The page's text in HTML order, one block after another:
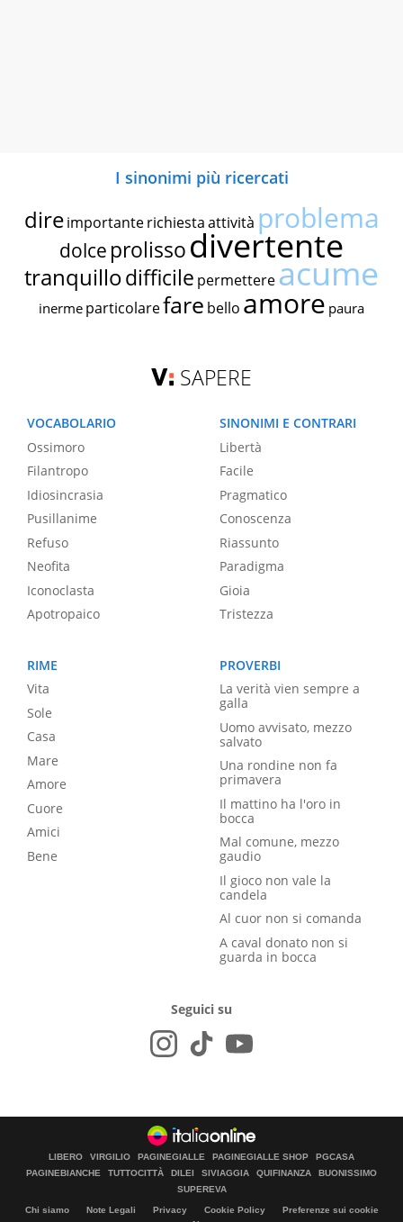
I sinonimi più ricercati
dire importante richiestaattività problema
dolce prolissodivertente
tranquillodifficile permettereacume
inerme particolarefare bello amore paura
SAPERE
VOCABOLARIO
Ossimoro
Filantropo
Idiosincrasia
Pusillanime
Refuso
Neofita
Iconoclasta
Apotropaico
SINONIMI E CONTRARI
Libertà
Facile
Pragmatico
Conoscenza
Riassunto
Paradigma
Gioia
Tristezza
RIME
Vita
Sole
Casa
Mare
Amore
Cuore
Amici
Bene
PROVERBI
La verità vien sempre a
galla
Uomo avvisato, mezzo
salvato
Una rondine non fa
primavera
Il mattino ha l'oro in
bocca
Mal comune, mezzo
gaudio
Il gioco non vale la
candela
Al cuor non si comanda
A caval donato non si
guarda in bocca
Seguici su
LIBERO VIRGILIO PAGINEGIALLE PAGINEGIALLE SHOP
PGCASA
PAGINEBIANCHE
TUTTOCITTÀ DILEI SIVIAGGIA QUIFINANZA
BUONISSIMO
SUPEREVA
Chi siamo Note Legali Privacy Cookie Policy
Preferenze sui cookie